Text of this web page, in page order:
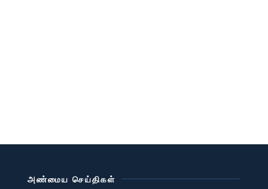
அண்மைய செய்திகள்